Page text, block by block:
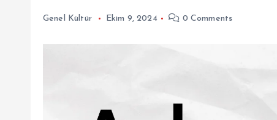
Genel Kültür Ekim 9, 2024 0 Comments